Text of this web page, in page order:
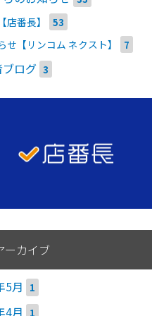
店番長】 53
せ【リンコム ネクスト】 7
ログ 3
ーカイブ
5月 1
4月 1